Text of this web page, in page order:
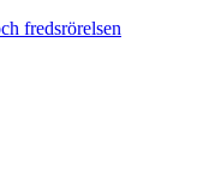
fredsrörelsen